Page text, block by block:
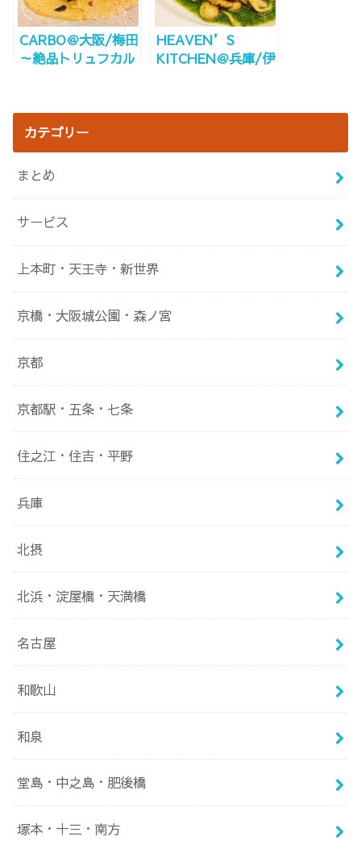
CARBO＠大阪/梅田
～絶品トリュフカル
HEAVEN’S
KITCHEN＠兵庫/伊
～
カテゴリー
まとめ
サービス
上本町・天王寺・新世界
京橋・大阪城公園・森ノ宮
京都
京都駅・五条・七条
住之江・住吉・平野
兵庫
北摂
北浜・淀屋橋・天満橋
名古屋
和歌山
和泉
堂島・中之島・肥後橋
塚本・十三・南方